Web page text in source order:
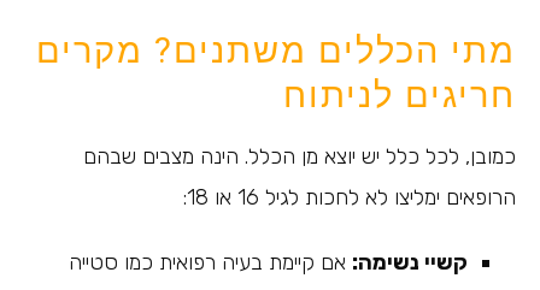
מתי הכללים משתנים? מקרים
חריגים לניתוח
כמובן, לכל כלל יש יוצא מן הכלל. הינה מצבים שבהם
הרופאים ימליצו לא לחכות לגיל 16 או 18:
קשיי נשימה: אם קיימת בעיה רפואית כמו סטייה